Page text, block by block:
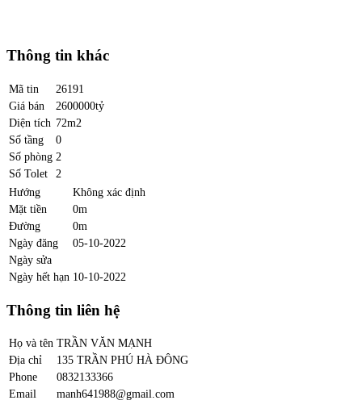
Thông tin khác
Mã tin
26191
Giá bán
2600000tỷ
Diện tích 72m2
Số tầng
0
Số phòng 2
Số Tolet
2
Hướng
Không xác định
Mặt tiền
0m
Đường
0m
Ngày đăng
05-10-2022
Ngày sửa
Ngày hết hạn 10-10-2022
Thông tin liên hệ
Họ và tên TRẦN VĂN MẠNH
Địa chỉ
135 TRẦN PHÚ HÀ ĐÔNG
Phone
0832133366
Email
manh641988@gmail.com